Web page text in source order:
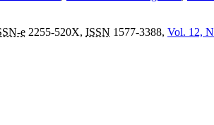
e 2255-520X, ISSN 1577-3388, Vol. 12,